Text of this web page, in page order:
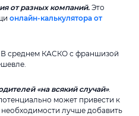
от разных компаний. Это
онлайн-калькулятора от
В среднем КАСКО с франшизой
«на всякий случай».
может привести к
лучше добавить